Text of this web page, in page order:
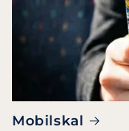
Mobilskal